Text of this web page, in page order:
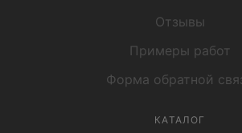
Отзывы
Примеры работ
Форма обратной
КАТАЛОГ